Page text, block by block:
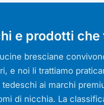
e prodotti
bresciane
e noi li trattiamo
ai marchi
di nicchia. La